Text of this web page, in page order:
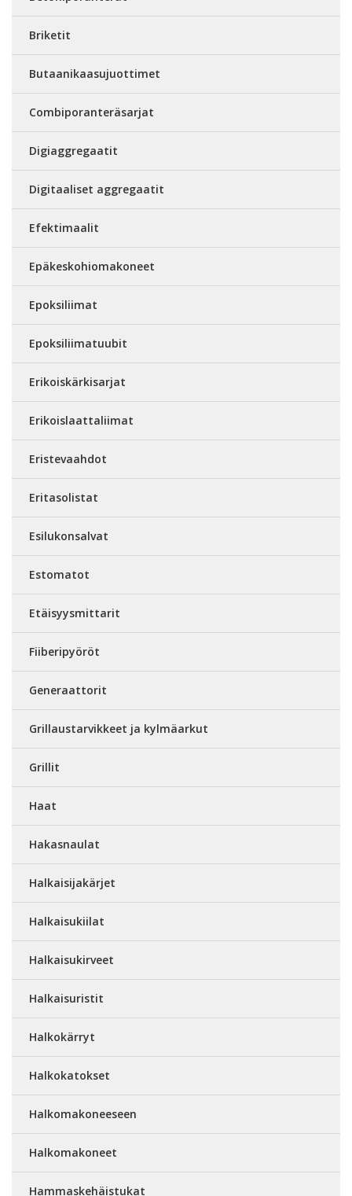
Briketit
Butaanikaasujuottimet
Combiporanteräsarjat
Digiaggregaatit
Digitaaliset aggregaatit
Efektimaalit
Epäkeskohiomakoneet
Epoksiliimat
Epoksiliimatuubit
Erikoiskärkisarjat
Erikoislaattaliimat
Eristevaahdot
Eritasolistat
Esilukonsalvat
Estomatot
Etäisyysmittarit
Fiiberipyöröt
Generaattorit
Grillaustarvikkeet ja kylmäarkut
Grillit
Haat
Hakasnaulat
Halkaisijakärjet
Halkaisukiilat
Halkaisukirveet
Halkaisuristit
Halkokärryt
Halkokatokset
Halkomakoneeseen
Halkomakoneet
Hammaskehäistukat